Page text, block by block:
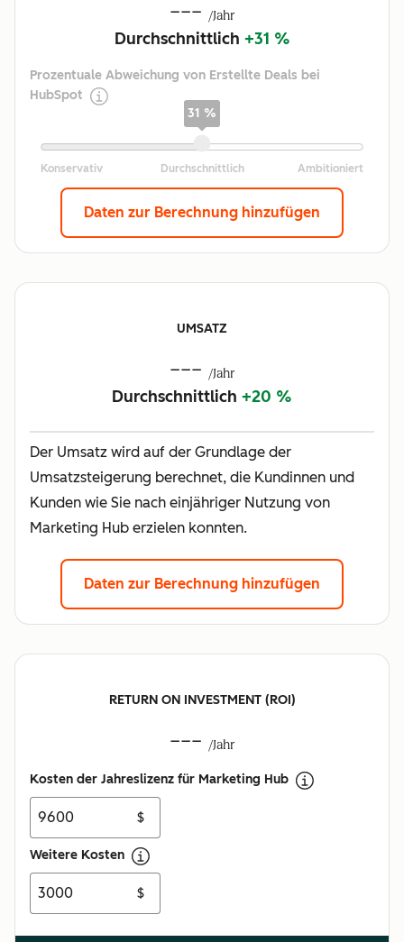
--- /Jahr
Durchschnittlich +31 %
Prozentuale Abweichung von Erstellte Deals bei
HubSpot
31 %
Daten zur Berechnung hinzufügen
UMSATZ
--- /Jahr
Durchschnittlich +20 %
Der Umsatz wird auf der Grundlage der
Umsatzsteigerung berechnet, die Kundinnen und
Kunden wie Sie nach einjähriger Nutzung von
Marketing Hub erzielen konnten.
Daten zur Berechnung hinzufügen
RETURN ON INVESTMENT (ROI)
--- /Jahr
Kosten der Jahreslizenz für Marketing Hub
$
Weitere Kosten
$